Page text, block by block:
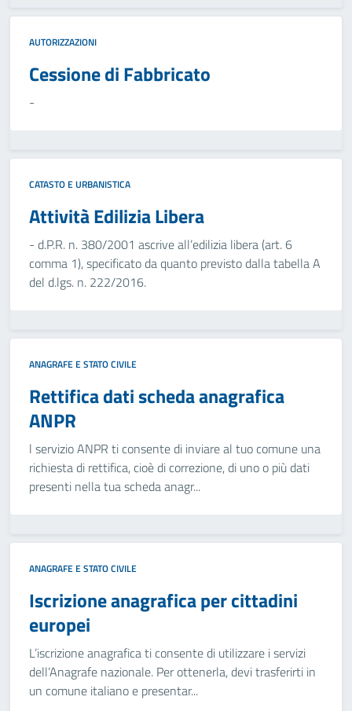
AUTORIZZAZIONI
Cessione di Fabbricato
-
CATASTO E URBANISTICA
Attività Edilizia Libera
- d.P.R. n. 380/2001 ascrive all’edilizia libera (art. 6
comma 1), specificato da quanto previsto dalla tabella A
del d.lgs. n. 222/2016.
ANAGRAFE E STATO CIVILE
Rettifica dati scheda anagrafica
ANPR
l servizio ANPR ti consente di inviare al tuo comune una
richiesta di rettifica, cioè di correzione, di uno o più dati
presenti nella tua scheda anagr...
ANAGRAFE E STATO CIVILE
Iscrizione anagrafica per cittadini
europei
L’iscrizione anagrafica ti consente di utilizzare i servizi
dell’Anagrafe nazionale. Per ottenerla, devi trasferirti in
un comune italiano e presentar...